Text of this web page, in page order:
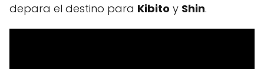
depara el destino para Kibito y Shin.